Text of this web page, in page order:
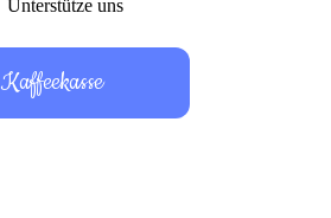
Unterstütze uns
Kaffeekasse